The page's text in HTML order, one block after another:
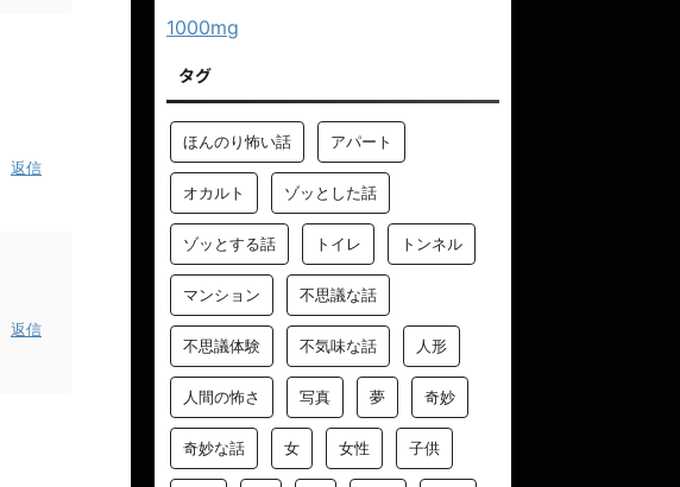
返信
返信
1000mg
タグ
ほんのり怖い話 アパート
オカルト ゾッとした話
ゾッとする話 トイレ トンネル
マンション 不思議な話
不思議体験 不気味な話 人形
人間の怖さ 写真 夢 奇妙
奇妙な話 女 女性 子供